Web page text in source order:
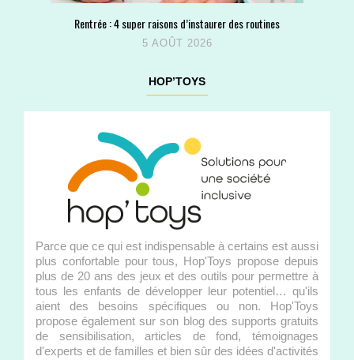
Rentrée : 4 super raisons d’instaurer des routines
5 AOÛT 2026
HOP’TOYS
Parce que ce qui est indispensable à certains est aussi
plus confortable pour tous, Hop'Toys propose depuis
plus de 20 ans des jeux et des outils pour permettre à
tous les enfants de développer leur potentiel… qu'ils
aient des besoins spécifiques ou non. Hop'Toys
propose également sur son blog des supports gratuits
de sensibilisation, articles de fond, témoignages
d'experts et de familles et bien sûr des idées d'activités